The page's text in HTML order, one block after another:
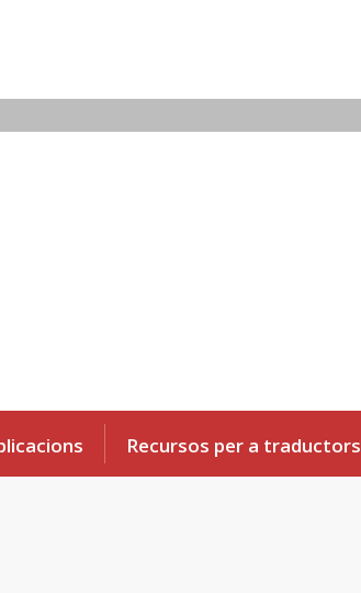
Recursos per a traductors